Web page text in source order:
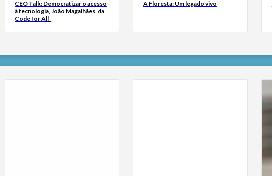
CEO Talk: Democratizar o acesso
à tecnologia, João Magalhães, da
Code for All_
A Floresta: Um legado vivo